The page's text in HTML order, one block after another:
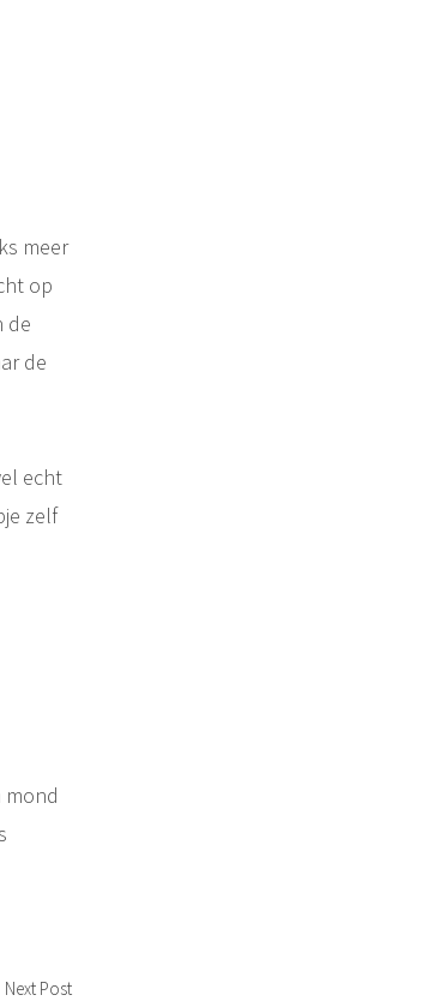
meer
op
de
de
echt
zelf
mond
Next PostNext